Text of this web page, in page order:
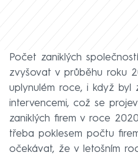
Počet zaniklých
zvyšovat v průběhu roku
uplynulém roce, i když byl
intervencemi, což se
zaniklých firem v roce
třeba poklesem počtu
očekávat, že v letošním